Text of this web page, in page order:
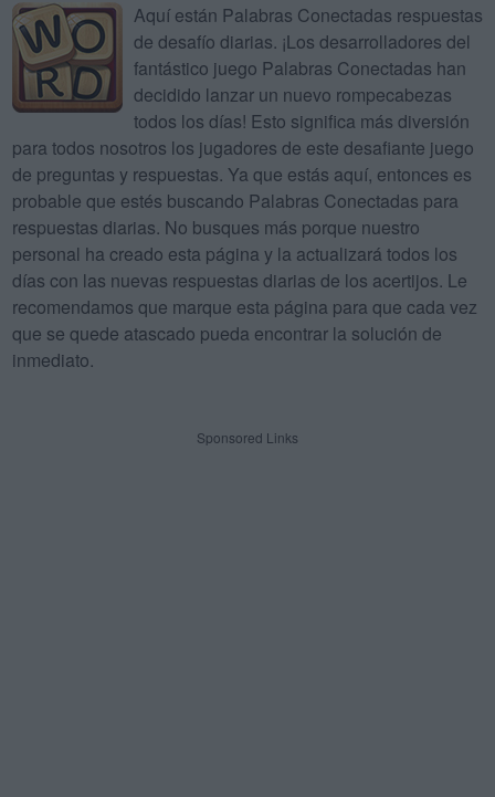
Aquí están Palabras Conectadas respuestas
de desafío diarias. ¡Los desarrolladores del
fantástico juego Palabras Conectadas han
decidido lanzar un nuevo rompecabezas
todos los días! Esto significa más diversión
para todos nosotros los jugadores de este desafiante juego
de preguntas y respuestas. Ya que estás aquí, entonces es
probable que estés buscando Palabras Conectadas para
respuestas diarias. No busques más porque nuestro
personal ha creado esta página y la actualizará todos los
días con las nuevas respuestas diarias de los acertijos. Le
recomendamos que marque esta página para que cada vez
que se quede atascado pueda encontrar la solución de
inmediato.
Sponsored Links